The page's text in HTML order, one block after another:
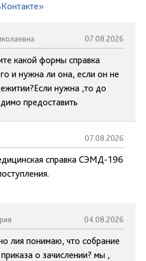
07.08.2026
какой формы справка
и нужна ли она, если он не
нужна ,то до
предоставить
07.08.2026
справка СЭМД-196
04.08.2026
лия понимаю, что собрание
о зачислении? мы ,